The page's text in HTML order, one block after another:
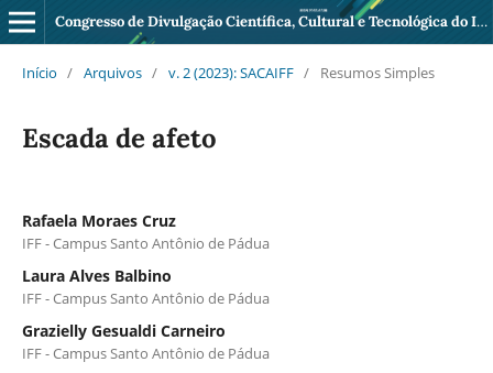
Congresso de Divulgação Científica, Cultural e Tecnológica do IFF Pádua
Início / Arquivos / v. 2 (2023): SACAIFF / Resumos Simples
Escada de afeto
Rafaela Moraes Cruz
IFF - Campus Santo Antônio de Pádua
Laura Alves Balbino
IFF - Campus Santo Antônio de Pádua
Grazielly Gesualdi Carneiro
IFF - Campus Santo Antônio de Pádua